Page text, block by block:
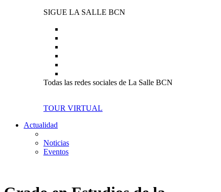
SIGUE LA SALLE BCN
Todas las redes sociales de La Salle BCN
TOUR VIRTUAL
Actualidad
Noticias
Eventos